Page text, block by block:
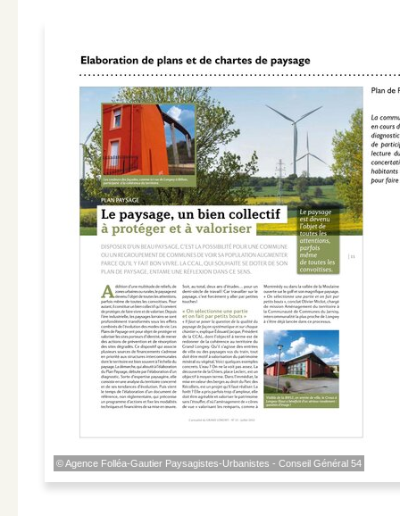
© Agence Folléa-Gautier Paysagistes-Urbanistes - Conseil Général 54